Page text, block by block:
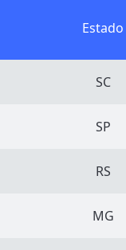
Estado
SC
SP
RS
MG